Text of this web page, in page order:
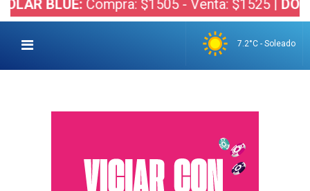
BLUE: Compra: $1505 - Venta: $1525 |DÓLAR
7.2°C - Soleado